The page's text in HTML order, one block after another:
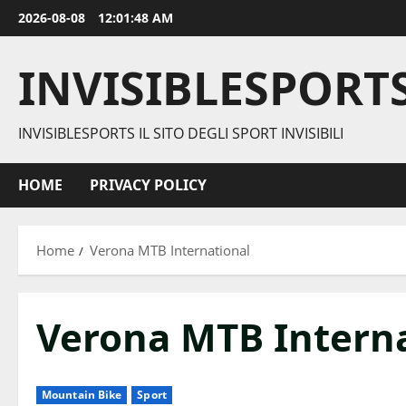
Vai
al
2026-08-08 12:01:48 AM
INVISIBLESPORTS IL SITO DEGLI SPORT INVISIBILI
HOME PRIVACY POLICY
Home Verona MTB International
Verona MTB
Mountain Bike Sport